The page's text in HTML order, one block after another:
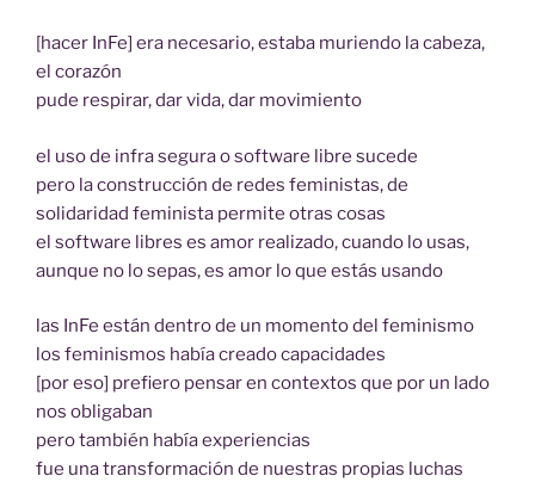
[hacer InFe] era necesario, estaba muriendo la cabeza,
el corazón
pude respirar, dar vida, dar movimiento
el uso de infra segura o software libre sucede
pero la construcción de redes feministas, de
solidaridad feminista permite otras cosas
el software libres es amor realizado, cuando lo usas,
aunque no lo sepas, es amor lo que estás usando
las InFe están dentro de un momento del feminismo
los feminismos había creado capacidades
[por eso] prefiero pensar en contextos que por un lado
nos obligaban
pero también había experiencias
fue una transformación de nuestras propias luchas